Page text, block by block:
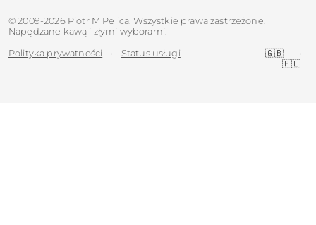
© 2009-2026 Piotr M Pelica. Wszystkie prawa zastrzeżone.
Napędzane kawą i złymi wyborami.
Polityka prywatności • Status usługi 🇬🇧
•
🇵🇱